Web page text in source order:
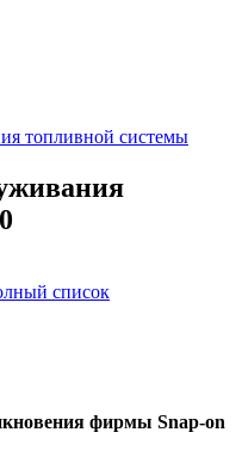
топливной системы
список
фирмы Snap-on